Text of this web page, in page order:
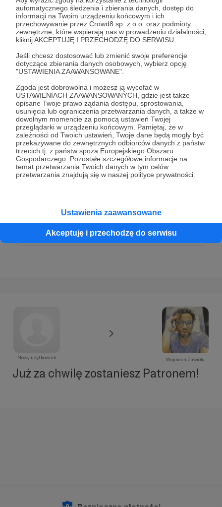
automatycznego śledzenia i zbierania danych, dostęp do
informacji na Twoim urządzeniu końcowym i ich
przechowywanie przez Crowd8 sp. z o.o. oraz podmioty
zewnętrzne, które wspierają nas w prowadzeniu działalności,
kliknij AKCEPTUJĘ I PRZECHODZĘ DO SERWISU.
Jeśli chcesz dostosować lub zmienić swoje preferencje
dotyczące zbierania danych osobowych, wybierz opcję
"USTAWIENIA ZAAWANSOWANE".
Zgoda jest dobrowolna i możesz ją wycofać w
USTAWIENIACH ZAAWANSOWANYCH, gdzie jest także
opisane Twoje prawo żądania dostępu, sprostowania,
usunięcia lub ograniczenia przetwarzania danych, a także w
dowolnym momencie za pomocą ustawień Twojej
przeglądarki w urządzeniu końcowym. Pamiętaj, że w
zależności od Twoich ustawień, Twoje dane będą mogły być
przekazywane do zewnętrznych odbiorców danych z państw
trzecich tj. z państw spoza Europejskiego Obszaru
Gospodarczego. Pozostałe szczegółowe informacje na
temat przetwarzania Twoich danych w tym celów
przetwarzania znajdują się w naszej polityce prywatności.
Ustawienia zaawansowane
Akceptuję i przechodzę do serwisu
Patroni: 0
50 zł miesięcznie
Dziękuję za Twoje wsparcie!
Patroni: 0
100 zł miesięcznie
Patroni: 0
Nowy użytkownik Wojciech Zawioła
Już za chwilę zostaniesz Patronem!